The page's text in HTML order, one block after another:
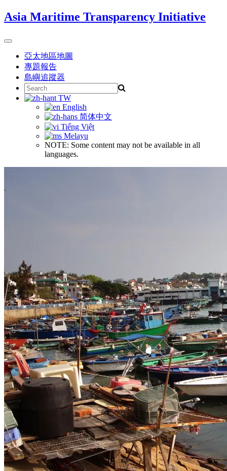
Skip
to
Asia Maritime Transparency Initiative
Toggle
navigation亞太地區地圖
專題報告
島嶼追蹤器
Search
for:
TW
English
简体中文
Tiếng Việt
Melayu
NOTE: Some content may not be available in all
languages.